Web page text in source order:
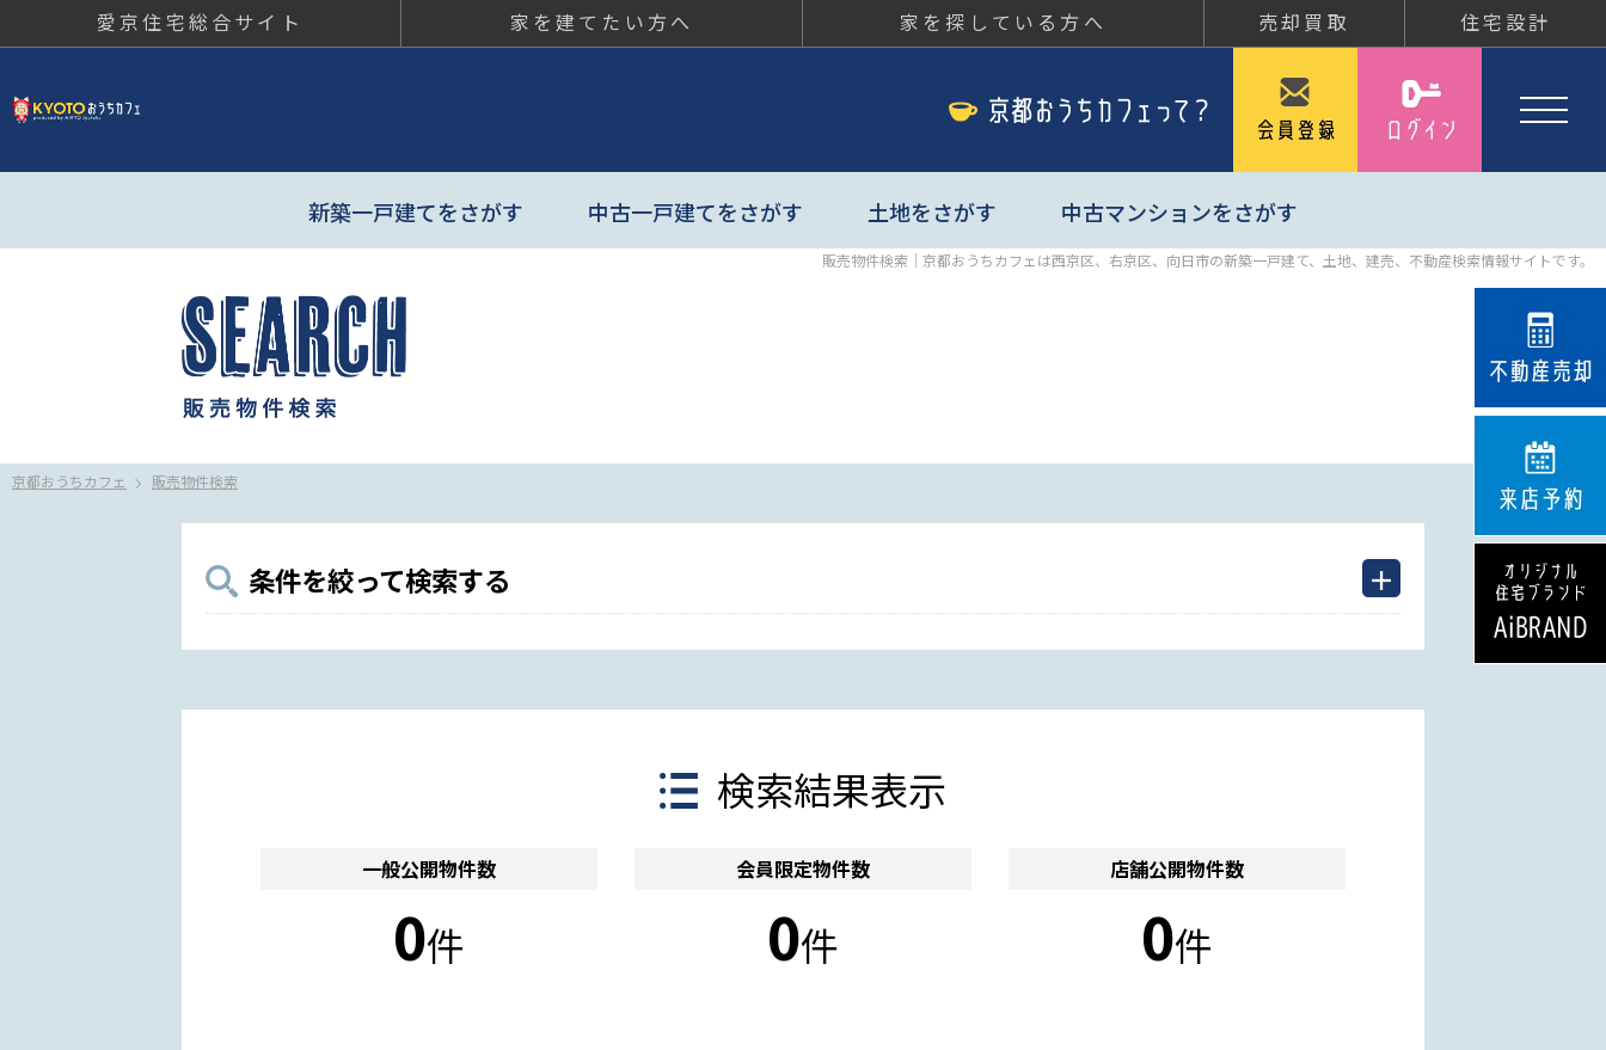
愛京住宅総合サイト 家を建てたい方へ 家を探している方へ 売却買取 住宅設計
新築一戸建てをさがす 中古一戸建てをさがす 土地をさがす 中古マンションをさがす
販売物件検索｜京都おうちカフェは西京区、右京区、向日市の新築一戸建て、土地、建売、不動産検索情報サイトです。
京都おうちカフェ 販売物件検索
条件を絞って検索する
検索結果表示
一般公開物件数
0件
会員限定物件数
0件
店舗公開物件数
0件